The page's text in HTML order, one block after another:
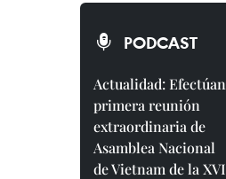
PODCAST
Actualidad: Efectúan
primera reunión
extraordinaria de
Asamblea Nacional
de Vietnam de la XVI